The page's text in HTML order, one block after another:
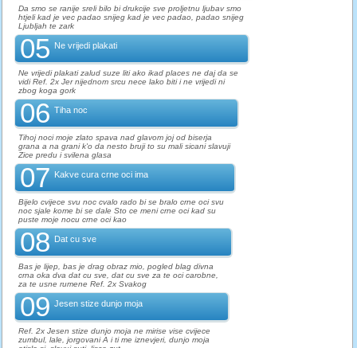
Da smo se ranije sreli bilo bi drukcije sve proljetnu ljubav smo
htjeli kad je vec padao snijeg kad je vec padao, padao snijeg
Ljubljah te zark
05 Ne vrijedi plakati
Ne vrijedi plakati zalud suze liti ako ikad places ne daj da se
vidi Ref. 2x Jer nijednom srcu nece lako biti i ne vrijedi ni
zbog koga gork
06 Tiha noc
Tihoj noci moje zlato spava nad glavom joj od biserja
grana a na grani k'o da nesto bruji to su mali sicani slavuji
Zice predu i svilena glasa
07 Kakve cura crne oci ima
Bijelo cvijece svu noc cvalo rado bi se bralo crne oci svu
noc sjale kome bi se dale Sto ce meni crne oci kad su
puste moje nocu crne oci kao
08 Dat cu sve
Bas je lijep, bas je drag obraz mio, pogled blag divna
crna oka dva dat cu sve, dat cu sve za te oci carobne,
za te usne rumene Ref. 2x Svakog
09 Jesen stize dunjo moja
Ref. 2x Jesen stize dunjo moja ne mirise vise cvijece
zumbul, lale, jorgovani A i ti me iznevjeri, dunjo moja